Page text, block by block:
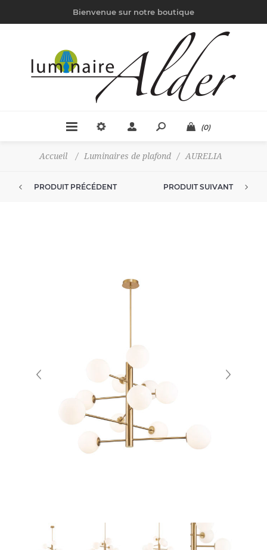
Bienvenue sur notre boutique
(0)
Accueil / Luminaires de plafond / AURELIA
PRODUIT PRÉCÉDENT PRODUIT SUIVANT